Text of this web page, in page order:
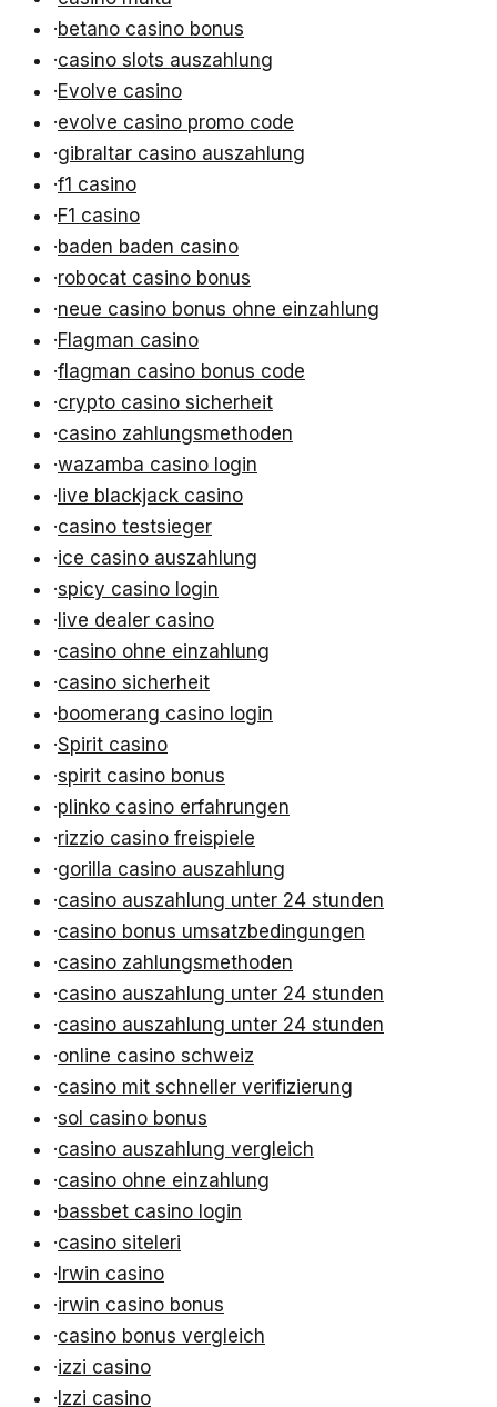
·betano casino bonus
·casino slots auszahlung
·Evolve casino
·evolve casino promo code
·gibraltar casino auszahlung
·f1 casino
·F1 casino
·baden baden casino
·robocat casino bonus
·neue casino bonus ohne einzahlung
·Flagman casino
·flagman casino bonus code
·crypto casino sicherheit
·casino zahlungsmethoden
·wazamba casino login
· live blackjack casino
·casino testsieger
·ice casino auszahlung
·spicy casino login
· live dealer casino
·casino ohne einzahlung
·casino sicherheit
·boomerang casino login
·Spirit casino
·spirit casino bonus
·plinko casino erfahrungen
·rizzio casino freispiele
·gorilla casino auszahlung
·casino auszahlung unter 24 stunden
·casino bonus umsatzbedingungen
·casino zahlungsmethoden
·casino auszahlung unter 24 stunden
·casino auszahlung unter 24 stunden
·online casino schweiz
·casino mit schneller verifizierung
·sol casino bonus
·casino auszahlung vergleich
·casino ohne einzahlung
·bassbet casino login
·casino siteleri
· Irwin casino
·irwin casino bonus
·casino bonus vergleich
·izzi casino
· Izzi casino